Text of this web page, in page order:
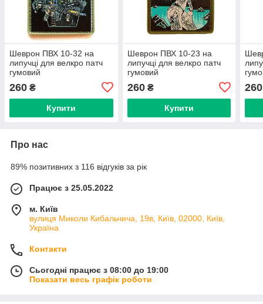
Шеврон ПВХ 10-32 на
липучці для велкро патч
гумовий
260 ₴
Купити
Шеврон ПВХ 10-23 на
липучці для велкро патч
гумовий
260₴
Купити
260
Про нас
89% позитивних з 116 відгуків за рік
Працює з 25.05.2022
м. Київ
вулиця Миколи Кибальчича, 19в, Київ, 02000, Київ,
Україна
Контакти
Сьогодні працює з 08:00 до 19:00
Показати весь графік роботи